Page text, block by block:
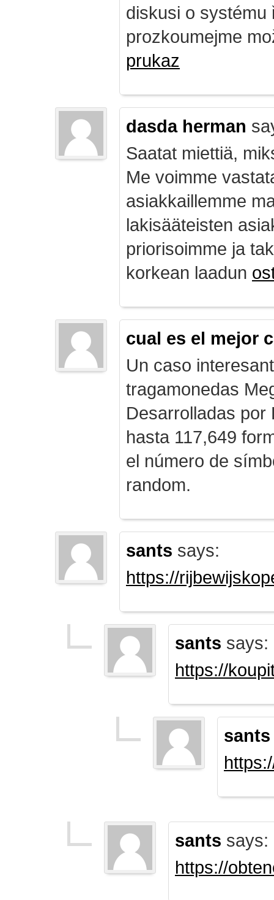
diskusi o
prozkoumejme
prukaz
dasda herman
Saatat miettiä,
Me voimme
asiakkaillemme
lakisääteisten
priorisoimme ja
korkean laadun
cual es el mejor
Un caso
tragamonedas
Desarrolladas por
hasta 117,649
el número de
random.
sants says:
https://
sants says:
https://
sants
sants says:
https://